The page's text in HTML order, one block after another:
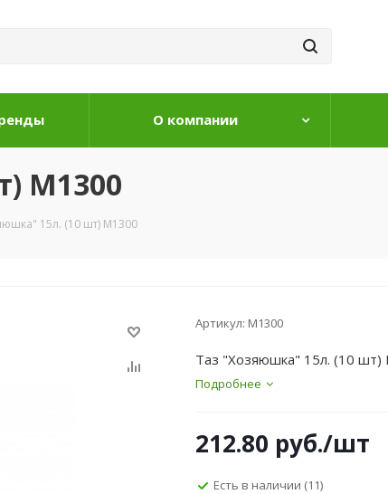
О компании
М1300
15л. (10 шт) М1300
Артикул: М1300
Таз "Хозяюшка" 15л. (10
Подробнее
212.80 руб./шт
Есть в наличии (11)